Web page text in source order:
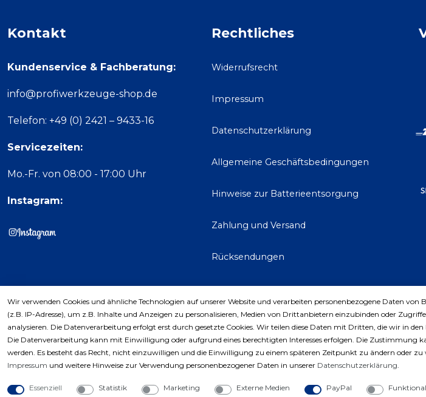
Kontakt
Kundenservice & Fachberatung:
info@profiwerkzeuge-shop.de
Telefon: +49 (0) 2421 – 9433-16
Servicezeiten:
Mo.-Fr. von 08:00 - 17:00 Uhr
Instagram:
Rechtliches
Widerrufsrecht
Impressum
Datenschutzerklärung
Allgemeine Geschäftsbedingungen
Hinweise zur Batterieentsorgung
Zahlung und Versand
Rücksendungen
Kaufvertrag widerrufen
Copyright © 2023 by Profiwerkzeuge-
Wir verwenden Cookies und ähnliche Technologien auf unserer Website und verarbeiten personenbezogene Daten von
(z.B. IP-Adresse), um z.B. Inhalte und Anzeigen zu personalisieren, Medien von Drittanbietern einzubinden oder
analysieren. Die Datenverarbeitung erfolgt erst durch gesetzte Cookies. Wir teilen diese Daten mit Dritten, die wir in
Die Datenverarbeitung kann mit Einwilligung oder aufgrund eines berechtigten Interesses erfolgen. Die Zustimmung
werden. Es besteht das Recht, nicht einzuwilligen und die Einwilligung zu einem späteren Zeitpunkt zu ändern oder zu
Impressum und weitere Hinweise zur Verwendung personenbezogener Daten in unserer Daten­schutz­erklärung.
Essenziell Statistik Marketing Externe Medien PayPal Funktional